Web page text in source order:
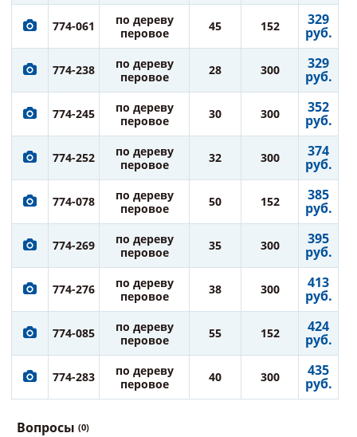
774-061
по дереву
перовое
45 152 329
руб.
774-238
по дереву
перовое
28 300 329
руб.
774-245
по дереву
перовое
30 300 352
руб.
774-252
по дереву
перовое
32 300 374
руб.
774-078
по дереву
перовое
50 152 385
руб.
774-269
по дереву
перовое
35 300 395
руб.
774-276
по дереву
перовое
38 300 413
руб.
774-085
по дереву
перовое
55 152 424
руб.
774-283
по дереву
перовое
40 300 435
руб.
Вопросы (0)